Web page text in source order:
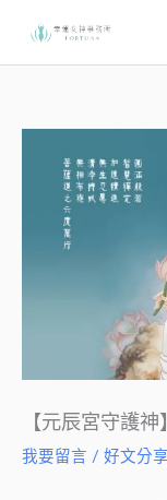
【元辰宮守護
我要留言 / 好文分享